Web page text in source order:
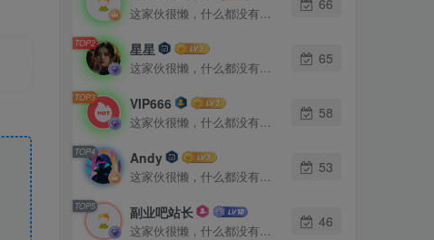
这家伙很懒，什么都没有写...
TOP2 星星
这家伙很懒，什么都没有写...
65
TOP3 VIP666
这家伙很懒，什么都没有写...
58
TOP4 Andy
这家伙很懒，什么都没有写...
53
TOP5 副业吧站长
这家伙很懒，什么都没有写...
46